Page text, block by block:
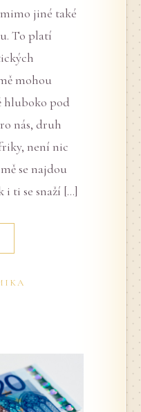
mimo jiné také
To platí
mohou
hluboko pod
nás, druh
není nic
se najdou
i ti se snaží […]